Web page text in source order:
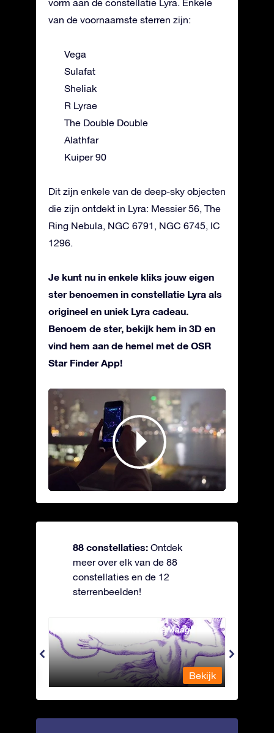
vorm aan de constellatie Lyra. Enkele
van de voornaamste sterren zijn:
Vega
Sulafat
Sheliak
R Lyrae
The Double Double
Alathfar
Kuiper 90
Dit zijn enkele van de deep-sky objecten
die zijn ontdekt in Lyra: Messier 56, The
Ring Nebula, NGC 6791, NGC 6745, IC
1296.
Je kunt nu in enkele kliks jouw eigen
ster benoemen in constellatie Lyra als
origineel en uniek Lyra cadeau.
Benoem de ster, bekijk hem in 3D en
vind hem aan de hemel met de OSR
Star Finder App!
88 constellaties: Ontdek
meer over elk van de 88
constellaties en de 12
sterrenbeelden!
Andromeda - Geketende Maagd
Bekijk